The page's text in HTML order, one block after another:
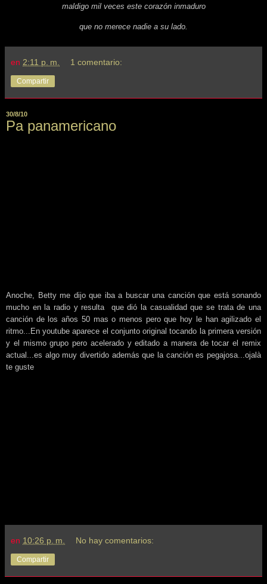
maldigo mil veces este corazón inmaduro
que no merece nadie a su lado.
en 2:11 p. m. 1 comentario:
Compartir
30/8/10
Pa panamericano
Anoche, Betty me dijo que iba a buscar una canción que está sonando
mucho en la radio y resulta que dió la casualidad que se trata de una
canción de los años 50 mas o menos pero que hoy le han agilizado el
ritmo...En youtube aparece el conjunto original tocando la primera versión
y el mismo grupo pero acelerado y editado a manera de tocar el remix
actual...es algo muy divertido además que la canción es pegajosa...ojalà
te guste
en 10:26 p. m. No hay comentarios:
Compartir